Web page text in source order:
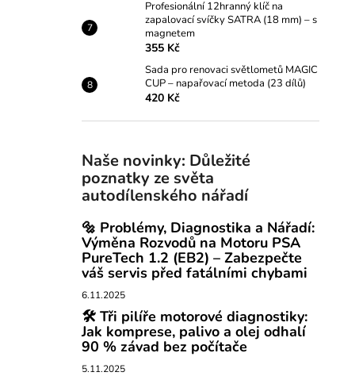
Profesionální 12hranný klíč na
zapalovací svíčky SATRA (18 mm) – s
magnetem
355 Kč
Sada pro renovaci světlometů MAGIC
CUP – napařovací metoda (23 dílů)
420 Kč
Naše novinky: Důležité
poznatky ze světa
autodílenského nářadí
🔩 Problémy, Diagnostika a Nářadí:
Výměna Rozvodů na Motoru PSA
PureTech 1.2 (EB2) – Zabezpečte
váš servis před fatálními chybami
6.11.2025
🛠️ Tři pilíře motorové diagnostiky:
Jak komprese, palivo a olej odhalí
90 % závad bez počítače
5.11.2025